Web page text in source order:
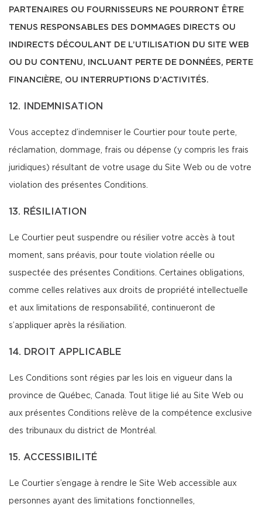
PARTENAIRES OU FOURNISSEURS NE POURRONT ÊTRE
TENUS RESPONSABLES DES DOMMAGES DIRECTS OU
INDIRECTS DÉCOULANT DE L’UTILISATION DU SITE WEB
OU DU CONTENU, INCLUANT PERTE DE DONNÉES, PERTE
FINANCIÈRE, OU INTERRUPTIONS D’ACTIVITÉS.
12. INDEMNISATION
Vous acceptez d’indemniser le Courtier pour toute perte,
réclamation, dommage, frais ou dépense (y compris les frais
juridiques) résultant de votre usage du Site Web ou de votre
violation des présentes Conditions.
13. RÉSILIATION
Le Courtier peut suspendre ou résilier votre accès à tout
moment, sans préavis, pour toute violation réelle ou
suspectée des présentes Conditions. Certaines obligations,
comme celles relatives aux droits de propriété intellectuelle
et aux limitations de responsabilité, continueront de
s’appliquer après la résiliation.
14. DROIT APPLICABLE
Les Conditions sont régies par les lois en vigueur dans la
province de Québec, Canada. Tout litige lié au Site Web ou
aux présentes Conditions relève de la compétence exclusive
des tribunaux du district de Montréal.
15. ACCESSIBILITÉ
Le Courtier s’engage à rendre le Site Web accessible aux
personnes ayant des limitations fonctionnelles,